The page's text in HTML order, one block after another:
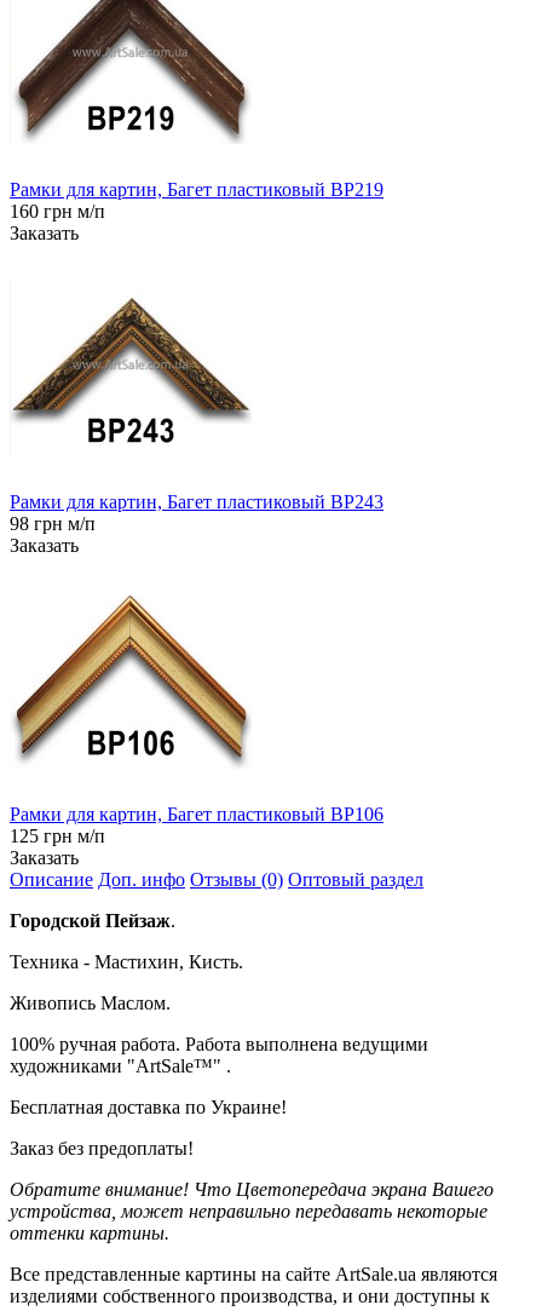
Рамки для картин, Багет пластиковый BP219
160 грн м/п
Заказать
Рамки для картин, Багет пластиковый BP243
98 грн м/п
Заказать
Рамки для картин, Багет пластиковый BP106
125 грн м/п
Заказать
Описание Доп. инфо Отзывы (0) Оптовый раздел
Городской Пейзаж.
Техника - Мастихин, Кисть.
Живопись Маслом.
100% ручная работа. Работа выполнена ведущими
художниками "ArtSale™" .
Бесплатная доставка по Украине!
Заказ без предоплаты!
Обратите внимание! Что Цветопередача экрана Вашего
устройства, может неправильно передавать некоторые
оттенки картины.
Все представленные картины на сайте ArtSale.ua являются
изделиями собственного производства, и они доступны к